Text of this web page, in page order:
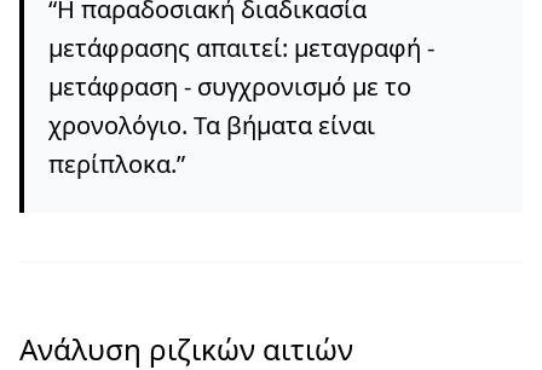
“Η παραδοσιακή διαδικασία
μετάφρασης απαιτεί: μεταγραφή -
μετάφραση - συγχρονισμό με το
χρονολόγιο. Τα βήματα είναι
περίπλοκα.”
Ανάλυση ριζικών αιτιών